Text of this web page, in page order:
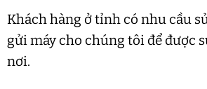
Khách hàng ở tỉnh có nhu cầu
gửi máy cho chúng tôi để được
nơi.